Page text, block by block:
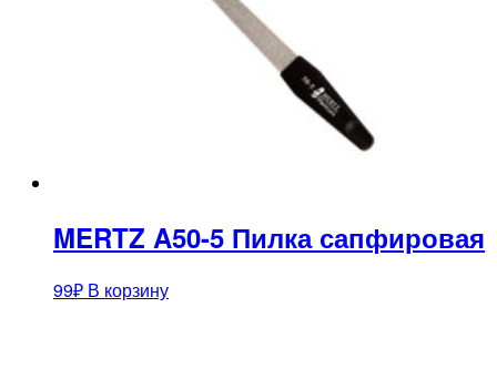
MERTZ A50-5 Пилка сапфировая
99₽ В корзину